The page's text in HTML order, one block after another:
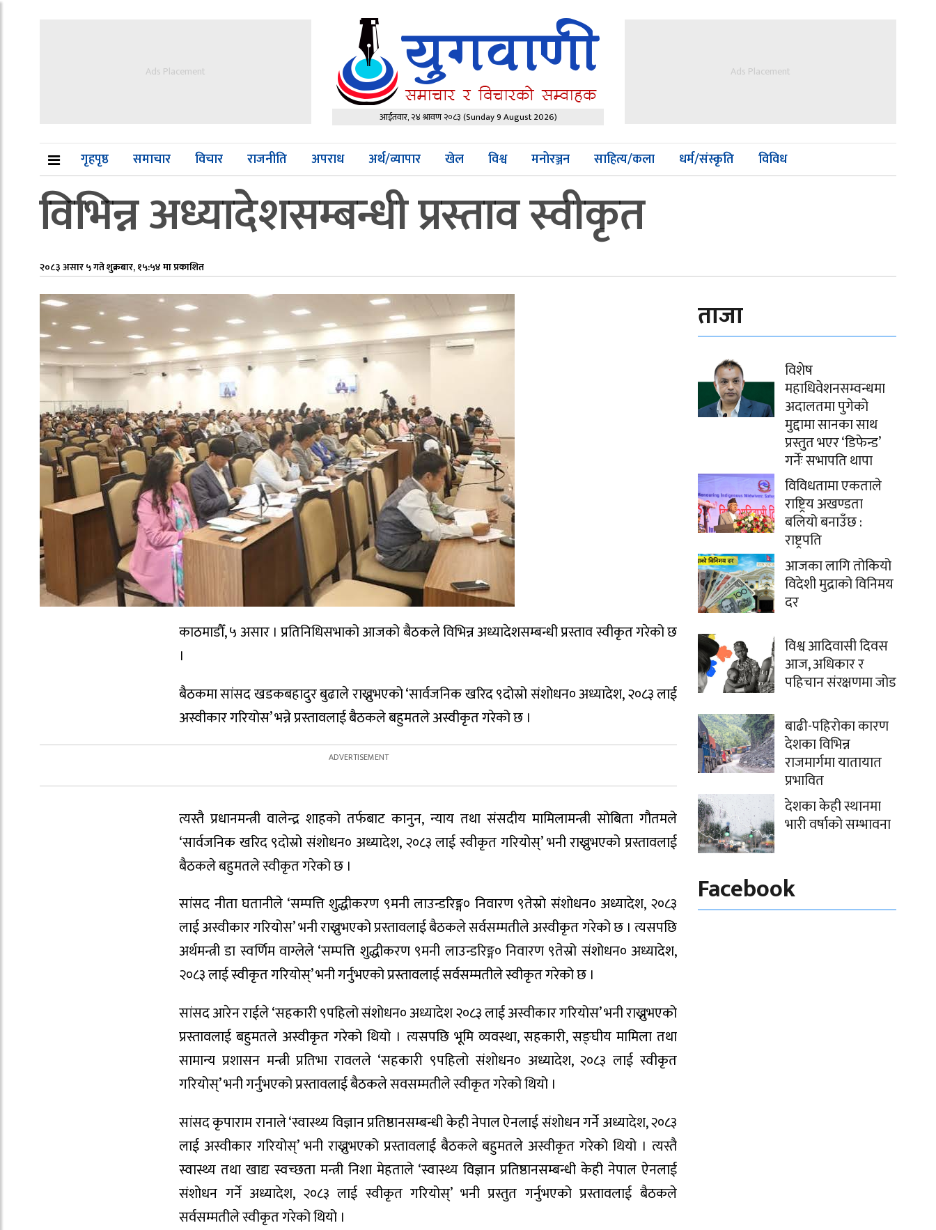
Ads Placement
आईतवार, २४ श्रावण २०८३(Sunday 9 August 2026)
Ads Placement
गृहपृष्ठ समाचार विचार राजनीति अपराध अर्थ/व्यापार खेल विश्व मनोरञ्जन साहित्य/कला धर्म/संस्कृति विविध
विभिन्न अध्यादेशसम्बन्धी प्रस्ताव स्वीकृत
२०८३ असार ५ गते शुक्रबार, १५:५४ मा प्रकाशित
काठमाडौँ, ५ असार । प्रतिनिधिसभाको आजको बैठकले विभिन्न अध्यादेशसम्बन्धी प्रस्ताव स्वीकृत गरेको छ
।
बैठकमा सांसद खडकबहादुर बुढाले राख्नुभएको ‘सार्वजनिक खरिद ९दोस्रो संशोधन० अध्यादेश, २०८३ लाई
अस्वीकार गरियोस’ भन्ने प्रस्तावलाई बैठकले बहुमतले अस्वीकृत गरेको छ ।
त्यस्तै प्रधानमन्त्री वालेन्द्र शाहको तर्फबाट कानुन, न्याय तथा संसदीय मामिलामन्त्री सोबिता गौतमले
‘सार्वजनिक खरिद ९दोस्रो संशोधन० अध्यादेश, २०८३ लाई स्वीकृत गरियोस्’ भनी राख्नुभएको प्रस्तावलाई
बैठकले बहुमतले स्वीकृत गरेको छ ।
सांसद नीता घतानीले ‘सम्पत्ति शुद्धीकरण ९मनी लाउन्डरिङ्ग० निवारण ९तेस्रो संशोधन० अध्यादेश, २०८३
लाई अस्वीकार गरियोस’ भनी राख्नुभएको प्रस्तावलाई बैठकले सर्वसम्मतीले अस्वीकृत गरेको छ । त्यसपछि
अर्थमन्त्री डा स्वर्णिम वाग्लेले ‘सम्पत्ति शुद्धीकरण ९मनी लाउन्डरिङ्ग० निवारण ९तेस्रो संशोधन० अध्यादेश,
२०८३ लाई स्वीकृत गरियोस्’ भनी गर्नुभएको प्रस्तावलाई सर्वसम्मतीले स्वीकृत गरेको छ ।
सांसद आरेन राईले ‘सहकारी ९पहिलो संशोधन० अध्यादेश २०८३ लाई अस्वीकार गरियोस’ भनी राख्नुभएको
प्रस्तावलाई बहुमतले अस्वीकृत गरेको थियो । त्यसपछि भूमि व्यवस्था, सहकारी, सङ्घीय मामिला तथा
सामान्य प्रशासन मन्त्री प्रतिभा रावलले ‘सहकारी ९पहिलो संशोधन० अध्यादेश, २०८३ लाई स्वीकृत
गरियोस्’ भनी गर्नुभएको प्रस्तावलाई बैठकले सवसम्मतीले स्वीकृत गरेको थियो ।
सांसद कृपाराम रानाले ‘स्वास्थ्य विज्ञान प्रतिष्ठानसम्बन्धी केही नेपाल ऐनलाई संशोधन गर्ने अध्यादेश, २०८३
लाई अस्वीकार गरियोस्’ भनी राख्नुभएको प्रस्तावलाई बैठकले बहुमतले अस्वीकृत गरेको थियो । त्यस्तै
स्वास्थ्य तथा खाद्य स्वच्छता मन्त्री निशा मेहताले ‘स्वास्थ्य विज्ञान प्रतिष्ठानसम्बन्धी केही नेपाल ऐनलाई
संशोधन गर्ने अध्यादेश, २०८३ लाई स्वीकृत गरियोस्’ भनी प्रस्तुत गर्नुभएको प्रस्तावलाई बैठकले
सर्वसम्मतीले स्वीकृत गरेको थियो ।
ताजा
विशेष
महाधिवेशनसम्वन्धमा
अदालतमा पुगेको
मुद्दामा सानका साथ
प्रस्तुत भएर ‘डिफेन्ड’
गर्नेः सभापति थापा
विविधतामा एकताले
राष्ट्रिय अखण्डता
बलियो बनाउँछ :
राष्ट्रपति
आजका लागि तोकियो
विदेशी मुद्राको विनिमय
दर
विश्व आदिवासी दिवस
आज, अधिकार र
पहिचान संरक्षणमा जोड
बाढी-पहिराेका कारण
देशका विभिन्न
राजमार्गमा यातायात
प्रभावित
देशका केही स्थानमा
भारी वर्षाको सम्भावना
Facebook